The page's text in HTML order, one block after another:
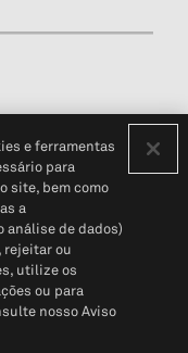
cliente (em inglês)
S&P Global
e ferramentas
para
site, bem como
a
de dados)
rejeitar ou
utilize os
ou para
nosso Aviso